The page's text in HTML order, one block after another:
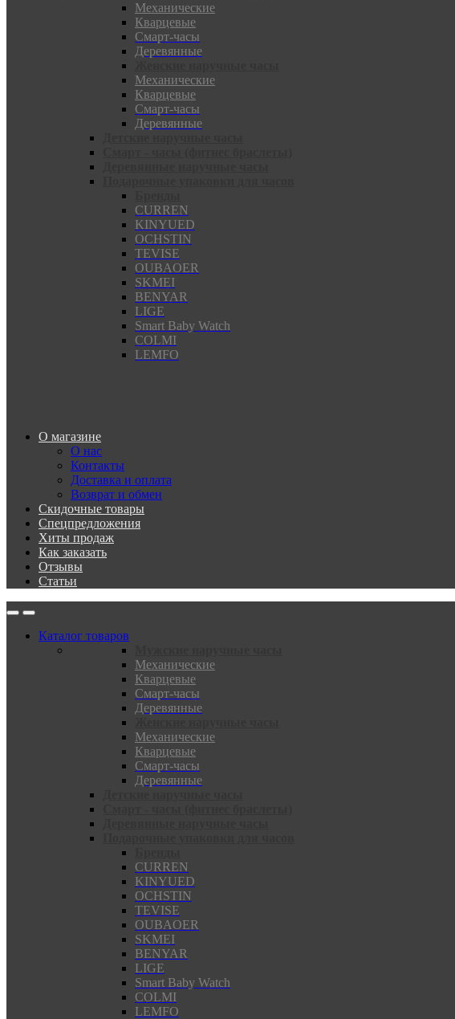
Механические
Кварцевые
Смарт-часы
Деревянные
Механические
Кварцевые
Смарт-часы
Деревянные
CURREN
KINYUED
OCHSTIN
TEVISE
OUBAOER
SKMEI
BENYAR
LIGE
Smart Baby Watch
COLMI
LEMFO
О магазине
О нас
Контакты
Доставка и оплата
Возврат и обмен
Скидочные товары
Спецпредложения
Хиты продаж
Как заказать
Отзывы
Статьи
Каталог товаров
Механические
Кварцевые
Смарт-часы
Деревянные
Механические
Кварцевые
Смарт-часы
Деревянные
CURREN
KINYUED
OCHSTIN
TEVISE
OUBAOER
SKMEI
BENYAR
LIGE
Smart Baby Watch
COLMI
LEMFO